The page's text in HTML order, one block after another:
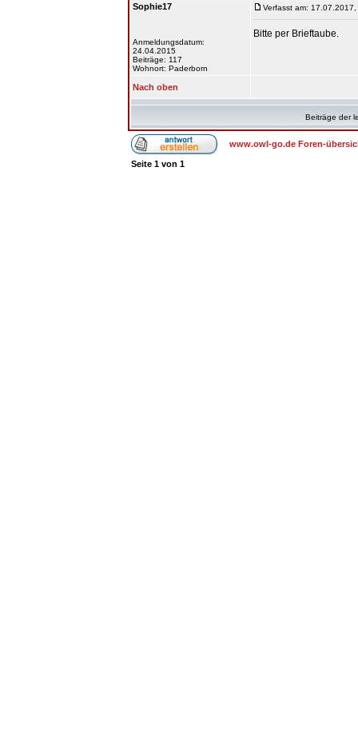
Sophie17
Anmeldungsdatum:
24.04.2015
Beiträge: 117
Wohnort: Paderborn
Verfasst am:
Bitte per Brieftaube.
Nach oben
Beiträge der
www.owl-go.de Foren-
Seite 1 von 1